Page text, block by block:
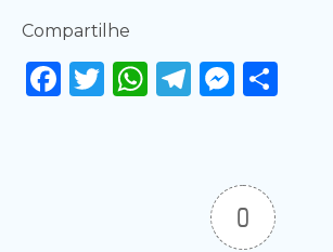
Compartilhe
Facebook
Twitter
WhatsApp
Telegram
0